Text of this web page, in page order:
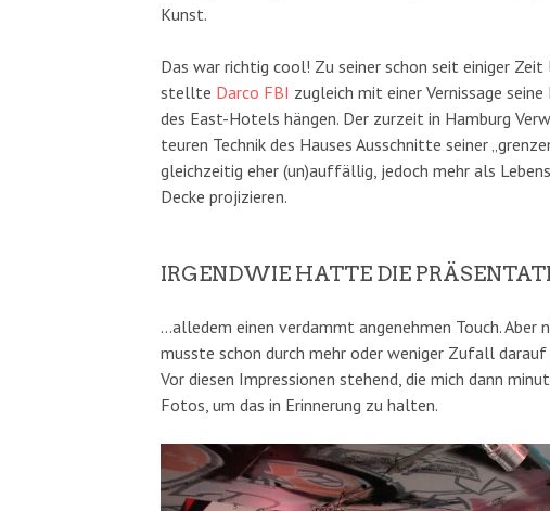
Kunst.
Das war richtig cool! Zu seiner schon seit einiger
stellte Darco FBI zugleich mit einer Vernissage
des East-Hotels hängen. Der zurzeit in Hamburg
teuren Technik des Hauses Ausschnitte seiner
gleichzeitig eher (un)auffällig, jedoch mehr als
Decke projizieren.
IRGENDWIE HATTE DIE
…alledem einen verdammt angenehmen Touch.
musste schon durch mehr oder weniger Zufall
Vor diesen Impressionen stehend, die mich dann
Fotos, um das in Erinnerung zu halten.